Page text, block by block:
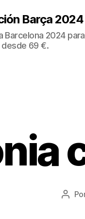
Barça 2024
Barcelona 2024
desde 69 €.
Autor